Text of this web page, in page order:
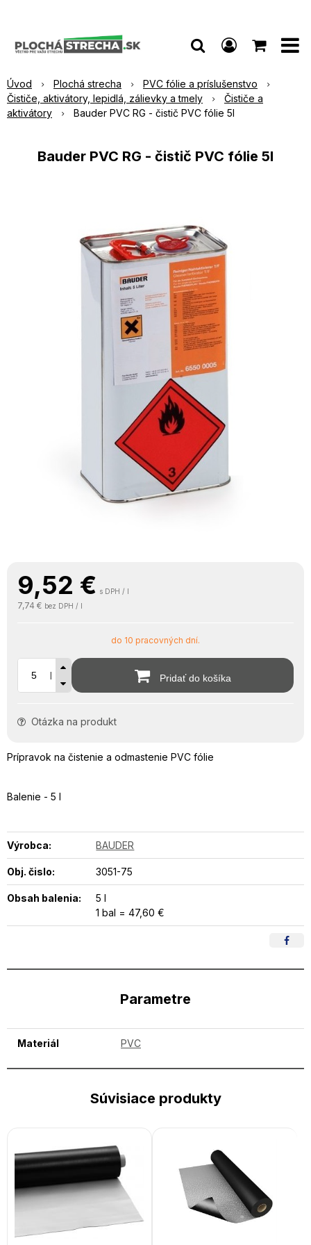
Úvod Plochá strecha
PVC fólie a príslušenstvo
Čističe, aktivátory, lepidlá, zálievky a tmely
Čističe a
aktivátory
Bauder PVC RG - čistič PVC fólie 5l
Bauder PVC RG - čistič PVC fólie 5l
9,52 € s DPH / l
7,74 € bez DPH / l
do 10 pracovných dní.
l Pridať do košíka
Otázka na produkt
Prípravok na čistenie a odmastenie PVC fólie
Balenie - 5 l
Výrobca: BAUDER
Obj. čislo: 3051-75
Obsah balenia:
5 l
1 bal = 47,60 €
Parametre
Materiál PVC
Súvisiace produkty